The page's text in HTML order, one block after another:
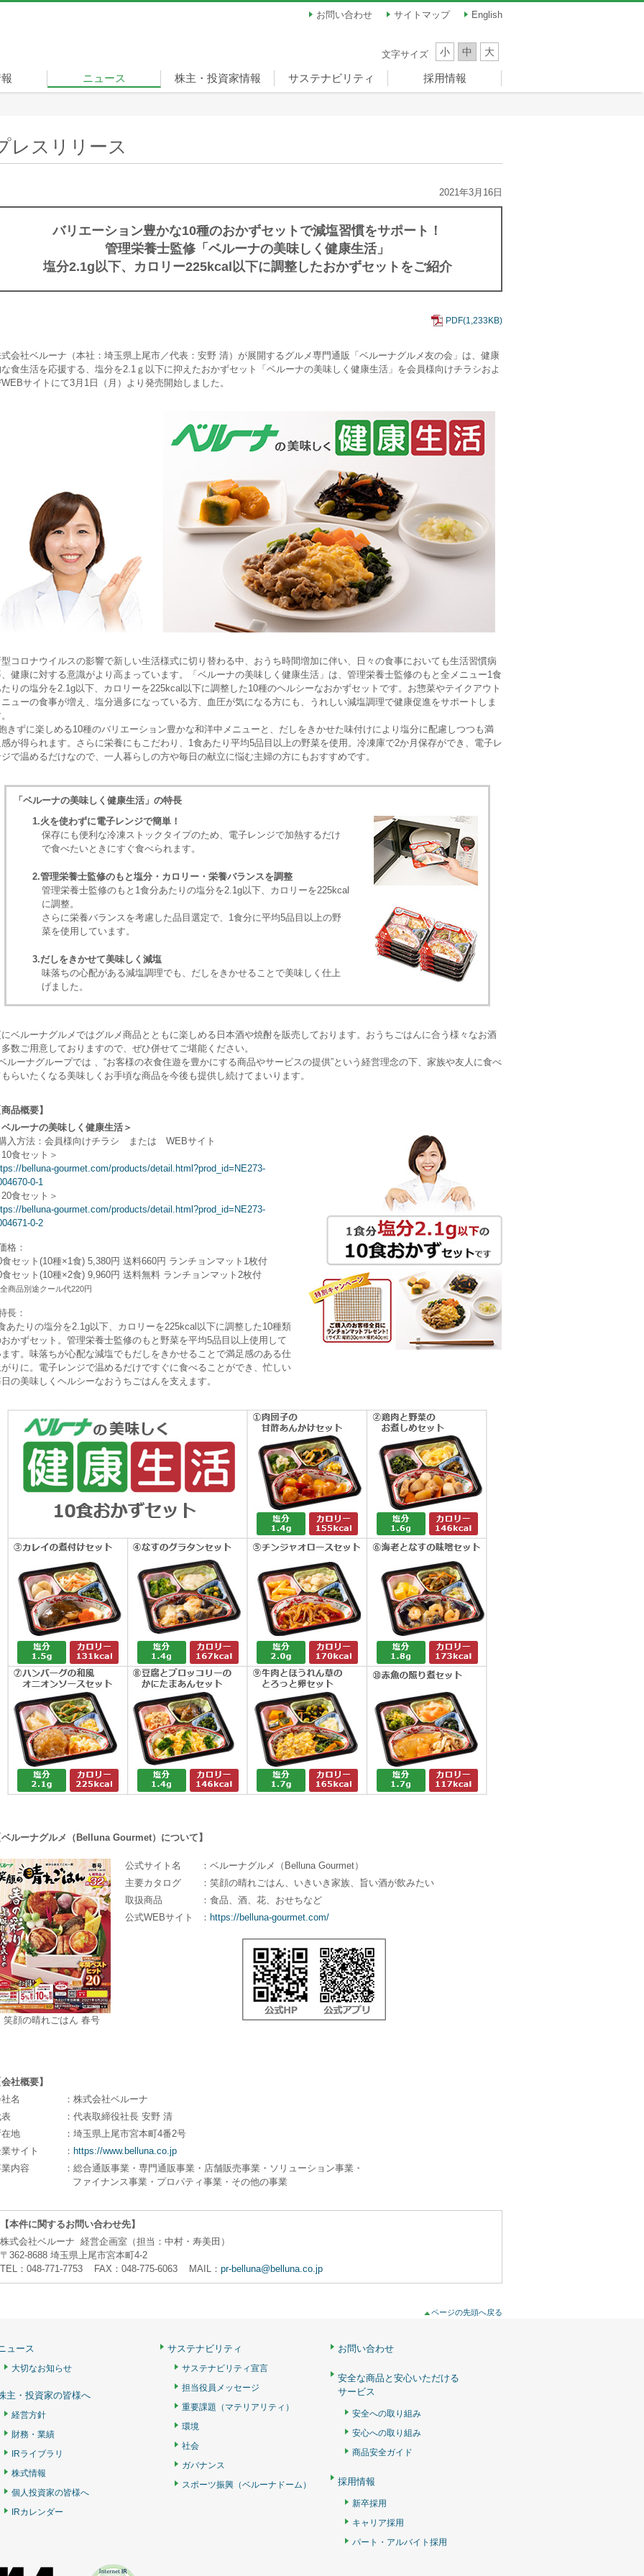
お問い合わせ サイトマップ English
文字サイズ 小 中 大
ニュース 株主・投資家情報 サステナビリティ 採用情報
レスリリース
2021年3月16日
バリエーション豊かな10種のおかずセットで減塩習慣をサポート！
管理栄養士監修「ベルーナの美味しく健康生活」
塩分2.1g以下、カロリー225kcal以下に調整したおかずセットをご紹介
PDF(1,233KB)
会社ベルーナ（本社：埼玉県上尾市／代表：安野 清）が展開するグルメ専門通販「ベルーナグルメ友の会」は、健康
食生活を応援する、塩分を2.1ｇ以下に抑えたおかずセット「ベルーナの美味しく健康生活」を会員様向けチラシおよ
サイトにて3月1日（月）より発売開始しました。
コロナウイルスの影響で新しい生活様式に切り替わる中、おうち時間増加に伴い、日々の食事においても生活習慣病
健康に対する意識がより高まっています。「ベルーナの美味しく健康生活」は、管理栄養士監修のもと全メニュー1食
りの塩分を2.1g以下、カロリーを225kcal以下に調整した10種のヘルシーなおかずセットです。お惣菜やテイクアウト
ューの食事が増え、塩分過多になっている方、血圧が気になる方にも、うれしい減塩調理で健康促進をサポートしま
ずに楽しめる10種のバリエーション豊かな和洋中メニューと、だしをきかせた味付けにより塩分に配慮しつつも満
が得られます。さらに栄養にもこだわり、1食あたり平均5品目以上の野菜を使用。冷凍庫で2か月保存ができ、電子レ
で温めるだけなので、一人暮らしの方や毎日の献立に悩む主婦の方にもおすすめです。
「ベルーナの美味しく健康生活」の特長
1.火を使わずに電子レンジで簡単！
保存にも便利な冷凍ストックタイプのため、電子レンジで加熱するだけ
で食べたいときにすぐ食べられます。
2.管理栄養士監修のもと塩分・カロリー・栄養バランスを調整
管理栄養士監修のもと1食分あたりの塩分を2.1g以下、カロリーを225kcal
に調整。
さらに栄養バランスを考慮した品目選定で、1食分に平均5品目以上の野
菜を使用しています。
3.だしをきかせて美味しく減塩
味落ちの心配がある減塩調理でも、だしをきかせることで美味しく仕上
げました。
ベルーナグルメではグルメ商品とともに楽しめる日本酒や焼酎を販売しております。おうちごはんに合う様々なお酒
数ご用意しておりますので、ぜひ併せてご堪能ください。
ーナグループでは 、“お客様の衣食住遊を豊かにする商品やサービスの提供”という経営理念の下、家族や友人に食べ
らいたくなる美味しくお手頃な商品を今後も提供し続けてまいります。
品概要】
ルーナの美味しく健康生活＞
入方法：会員様向けチラシ または WEBサイト
食セット＞
belluna-gourmet.com/products/detail.html?prod_id=NE273-
0-1
食セット＞
belluna-gourmet.com/products/detail.html?prod_id=NE273-
0-2
格：
食セット(10種×1食) 5,380円 送料660円 ランチョンマット1枚付
食セット(10種×2食) 9,960円 送料無料 ランチョンマット2枚付
商品別途クール代220円
長：
あたりの塩分を2.1g以下、カロリーを225kcal以下に調整した10種類
かずセット。管理栄養士監修のもと野菜を平均5品目以上使用して
す。味落ちが心配な減塩でもだしをきかせることで満足感のある仕
りに。電子レンジで温めるだけですぐに食べることができ、忙しい
の美味しくヘルシーなおうちごはんを支えます。
ルーナグルメ（Belluna Gourmet）について】
笑顔の晴れごはん 春号
公式サイト名
：ベルーナグルメ（Belluna Gourmet）
主要カタログ
：笑顔の晴れごはん、いきいき家族、旨い酒が飲みたい
取扱商品
：食品、酒、花、おせちなど
公式WEBサイト
： https://belluna-gourmet.com/
社概要】
名
：株式会社ベルーナ
：代表取締役社長 安野 清
地
：埼玉県上尾市宮本町4番2号
サイト
： https://www.belluna.co.jp
内容
：総合通販事業・専門通販事業・店舗販売事業・ソリューション事業・
ファイナンス事業・プロパティ事業・その他の事業
【本件に関するお問い合わせ先】
株式会社ベルーナ 経営企画室（担当：中村・寿美田）
〒362-8688 埼玉県上尾市宮本町4-2
TEL：048-771-7753 FAX：048-775-6063 MAIL： pr-belluna@belluna.co.jp
ページの先頭へ戻る
ュース
大切なお知らせ
主・投資家の皆様へ
経営方針
財務・業績
IRライブラリ
株式情報
個人投資家の皆様へ
IRカレンダー
サステナビリティ
サステナビリティ宣言
担当役員メッセージ
重要課題（マテリアリティ）
環境
社会
ガバナンス
スポーツ振興（ベルーナドーム）
お問い合わせ
安全な商品と安心いただける
サービス
安全への取り組み
安心への取り組み
商品安全ガイド
採用情報
新卒採用
キャリア採用
パート・アルバイト採用